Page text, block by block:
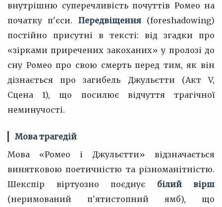
внутрішню суперечливість почуттів Ромео на
початку п'єси. Передвіщення(foreshadowing)
постійно присутні в тексті: від згадки про
«зірками приречених закоханих» у пролозі до
сну Ромео про свою смерть перед тим, як він
дізнається про загибель Джульєтти (Акт V,
Сцена 1), що посилює відчуття трагічної
неминучості.
Мова трагедій
Мова «Ромео і Джульєтти» відзначається
винятковою поетичністю та різноманітністю.
Шекспір віртуозно поєднує білий вірш
(неримований п'ятистопний ямб), що